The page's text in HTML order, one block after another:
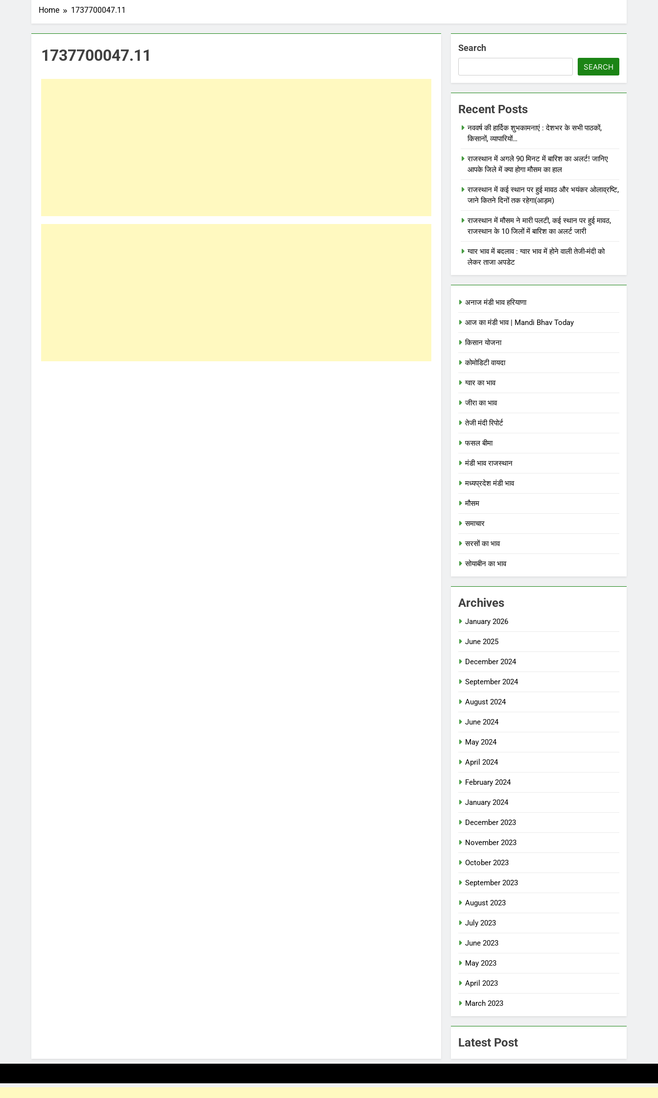
Home 1737700047.11
1737700047.11 Search
SEARCH
Recent Posts
नववर्ष की हार्दिक शुभकामनाएं : देशभर के सभी पाठकों,
किसानों, व्यापारियों…
राजस्थान में अगले 90 मिनट में बारिश का अलर्ट! जानिए
आपके जिले में क्या होगा मौसम का हाल
राजस्थान में कई स्थान पर हुई मावठ और भयंकर ओलाव्रष्टि,
जाने कितने दिनों तक रहेगा(आड़म)
राजस्थान में मौसम ने मारी पलटी, कई स्थान पर हुई मावठ,
राजस्थान के 10 जिलों में बारिश का अलर्ट जारी
ग्वार भाव में बदलाव : ग्वार भाव में होने वाली तेजी-मंदी को
लेकर ताजा अपडेट
अनाज मंडी भाव हरियाणा
आज का मंडी भाव | Mandi Bhav Today
किसान योजना
कोमोडिटी वायदा
ग्वार का भाव
जीरा का भाव
तेजी मंदी रिपोर्ट
फसल बीमा
मंडी भाव राजस्थान
मध्यप्रदेश मंडी भाव
मौसम
समाचार
सरसों का भाव
सोयाबीन का भाव
Archives
January 2026
June 2025
December 2024
September 2024
August 2024
June 2024
May 2024
April 2024
February 2024
January 2024
December 2023
November 2023
October 2023
September 2023
August 2023
July 2023
June 2023
May 2023
April 2023
March 2023
Latest Post